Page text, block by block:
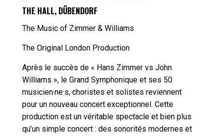
THE HALL, DÜBENDORF
The Music of Zimmer & Williams
The Original London Production
Après le succès de « Hans Zimmer vs John
Williams », le Grand Symphonique et ses 50
musicien·ne·s, choristes et solistes reviennent
pour un nouveau concert exceptionnel. Cette
production est un véritable spectacle et bien plus
qu’un simple concert : des sonorités modernes et